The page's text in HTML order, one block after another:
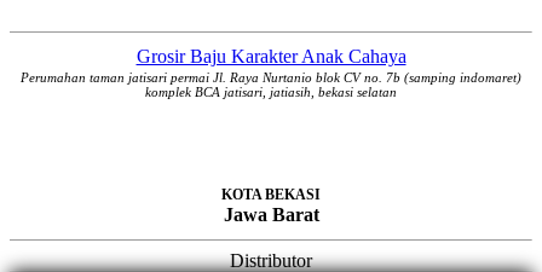
Grosir Baju Karakter Anak Cahaya
Perumahan taman jatisari permai Jl. Raya Nurtanio blok CV no. 7b (samping indomaret)
komplek BCA jatisari, jatiasih, bekasi selatan
KOTA BEKASI
Jawa Barat
Distributor